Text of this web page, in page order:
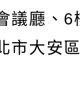
議廳、 6
市大安